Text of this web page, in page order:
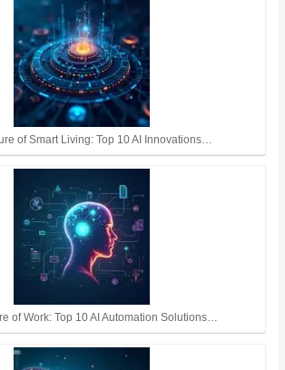
of Smart Living: Top 10 AI Innovations…
of Work: Top 10 AI Automation Solutions…